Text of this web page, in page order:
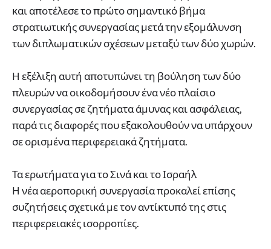
και αποτέλεσε το πρώτο σημαντικό βήμα
στρατιωτικής συνεργασίας μετά την εξομάλυνση
των διπλωματικών σχέσεων μεταξύ των δύο χωρών.
Η εξέλιξη αυτή αποτυπώνει τη βούληση των δύο
πλευρών να οικοδομήσουν ένα νέο πλαίσιο
συνεργασίας σε ζητήματα άμυνας και ασφάλειας,
παρά τις διαφορές που εξακολουθούν να υπάρχουν
σε ορισμένα περιφερειακά ζητήματα.
Τα ερωτήματα για το Σινά και το Ισραήλ
Η νέα αεροπορική συνεργασία προκαλεί επίσης
συζητήσεις σχετικά με τον αντίκτυπό της στις
περιφερειακές ισορροπίες.